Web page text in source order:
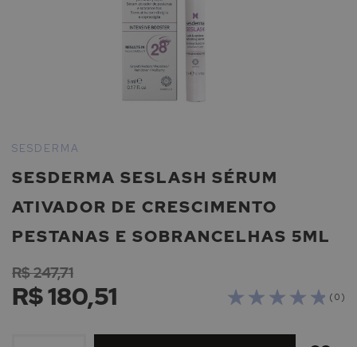
para
início
Galeria
de
imagens
SESDERMA SESLASH SÉRUM
ATIVADOR DE CRESCIMENTO
PESTANAS E SOBRANCELHAS 5ML
SESDERMA
( 0 )
R$ 180,51
R$ 247,71
ADICIONAR